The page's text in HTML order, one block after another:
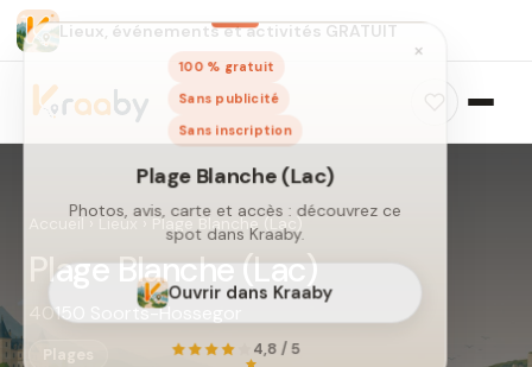
Lieux, événements et activités GRATUIT
×
100 % gratuit
Sans publicité
Sans inscription
Plage Blanche (Lac)
Photos, avis, carte et accès : découvrez ce
Accueil ›Lieux›Plage Blanche (Lac)
Plage Blanche (Lac)
40150 Soorts-Hossegor